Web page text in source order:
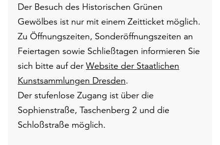
Der Besuch des Historischen Grünen
Gewölbes ist nur mit einem Zeitticket möglich.
Zu Öffnungszeiten, Sonderöffnungszeiten an
Feiertagen sowie Schließtagen informieren Sie
sich bitte auf der Website der Staatlichen
Kunstsammlungen Dresden.
Der stufenlose Zugang ist über die
Sophienstraße, Taschenberg 2 und die
Schloßstraße möglich.